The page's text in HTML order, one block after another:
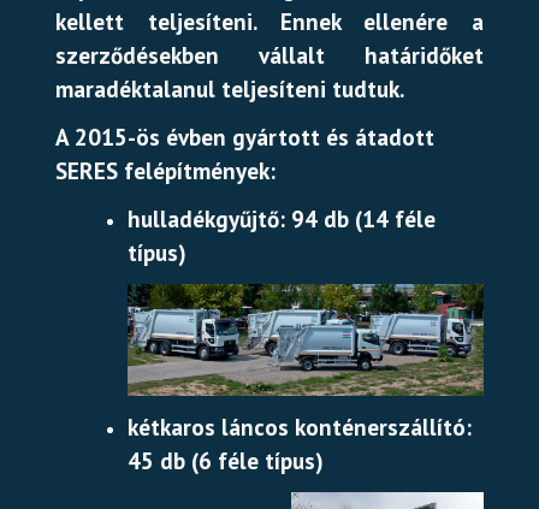
kellett teljesíteni. Ennek ellenére a
szerződésekben vállalt határidőket
maradéktalanul teljesíteni tudtuk.
A 2015-ös évben gyártott és átadott
SERES felépítmények:
hulladékgyűjtő: 94 db (14 féle
típus)
kétkaros láncos konténerszállító:
45 db (6 féle típus)